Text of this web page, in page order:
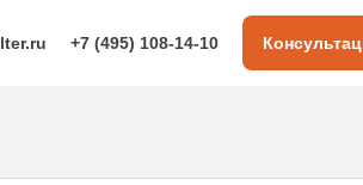
+7 (495) 108-14-10